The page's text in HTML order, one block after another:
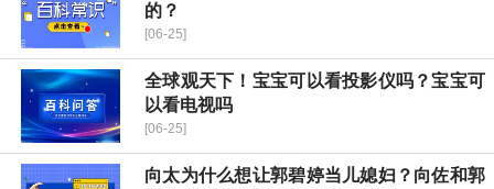
的？
[06-25]
全球观天下！宝宝可以看投影仪吗？宝宝可
以看电视吗
[06-25]
向太为什么想让郭碧婷当儿媳妇？向佐和郭